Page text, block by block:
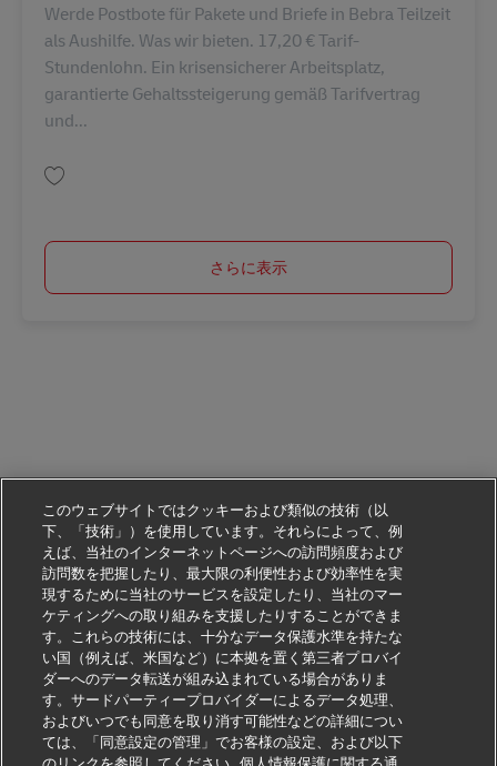
Werde Postbote für Pakete und Briefe in Bebra Teilzeit
als Aushilfe. Was wir bieten. 17,20 € Tarif-
Stundenlohn. Ein krisensicherer Arbeitsplatz,
garantierte Gehaltssteigerung gemäß Tarifvertrag
und...
さらに表示
このウェブサイトではクッキーおよび類似の技術（以
下、「技術」）を使用しています。それらによって、例
えば、当社のインターネットページへの訪問頻度および
訪問数を把握したり、最大限の利便性および効率性を実
現するために当社のサービスを設定したり、当社のマー
ケティングへの取り組みを支援したりすることができま
す。これらの技術には、十分なデータ保護水準を持たな
い国（例えば、米国など）に本拠を置く第三者プロバイ
ダーへのデータ転送が組み込まれている場合がありま
す。サードパーティープロバイダーによるデータ処理、
およびいつでも同意を取り消す可能性などの詳細につい
ては、「同意設定の管理」でお客様の設定、および以下